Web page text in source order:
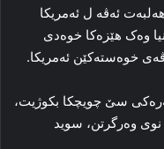
ئەڤە ل ئەمریکا
وەک هێزەکا خوەدی
خوەستەکێن ئەمریکا.
سێ چویچکا بکوژیت،
نوی وەرگرتن، سوید